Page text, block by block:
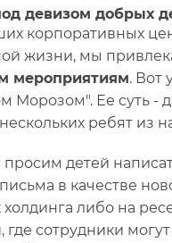
девизом добрых
корпоративных
жизни, мы
мероприятиям. Вот
Морозом". Ее суть -
ребят из
детей
в качестве
холдинга либо на
сотрудники